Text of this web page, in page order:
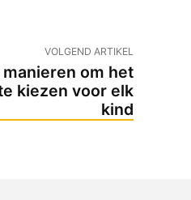
VOLGEND ARTIKEL
om het
kiezen voor elk
kind